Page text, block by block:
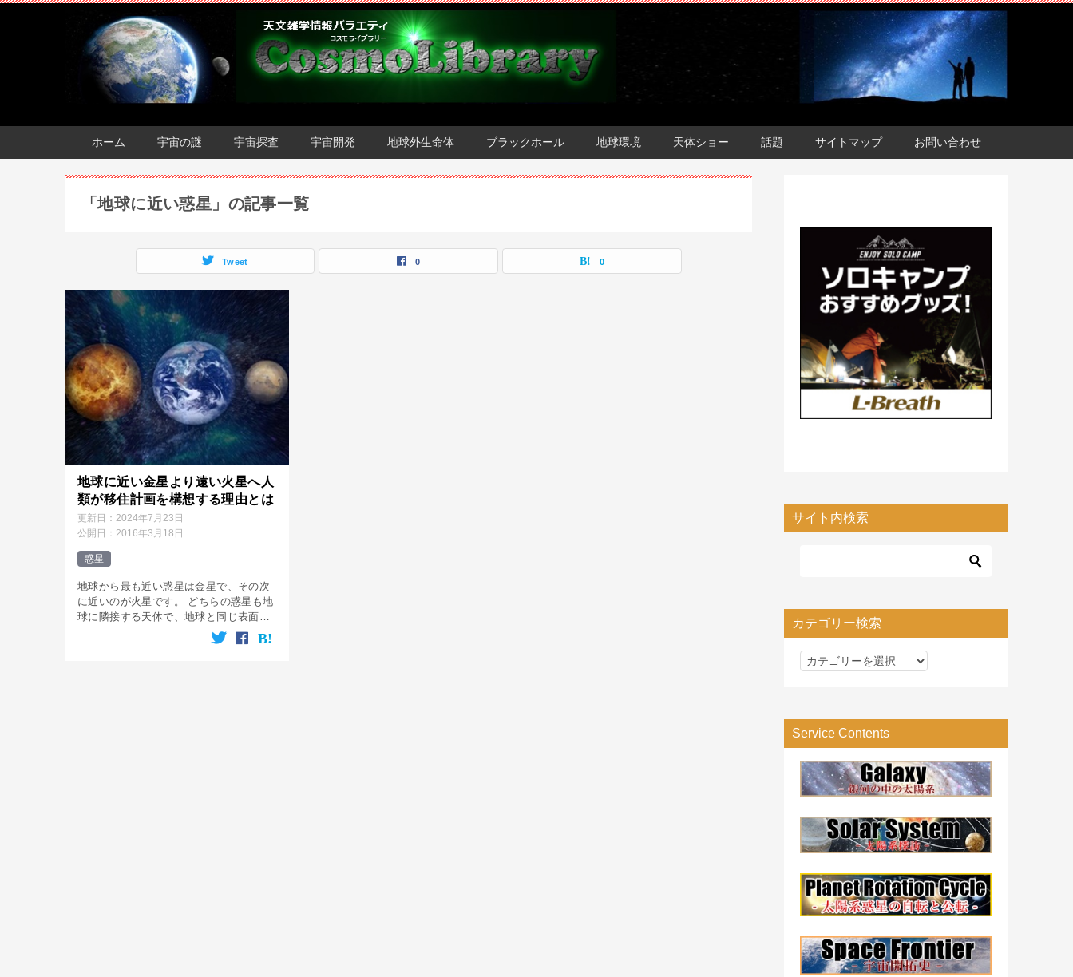
ホーム 宇宙の謎 宇宙探査 宇宙開発 地球外生命体 ブラックホール 地球環境 天体ショー 話題 サイトマップ お問い合わせ
「地球に近い惑星」の記事一覧
Tweet 0 0
地球に近い金星より遠い火星へ人
類が移住計画を構想する理由とは
更新日： 2024年7月23日
公開日： 2016年3月18日
惑星
地球から最も近い惑星は金星で、その次
に近いのが火星です。 どちらの惑星も地
球に隣接する天体で、地球と同じ表面を
岩石で覆われた天体でもあり、どちらの
惑星にも大気があります。 このような点
サイト内検索
カテゴリー検索
カ
リ
ー
検
索
Service Contents